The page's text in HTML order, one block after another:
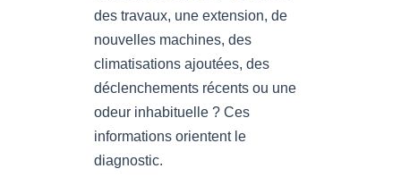
des travaux, une extension, de
nouvelles machines, des
climatisations ajoutées, des
déclenchements récents ou une
odeur inhabituelle ? Ces
informations orientent le
diagnostic.